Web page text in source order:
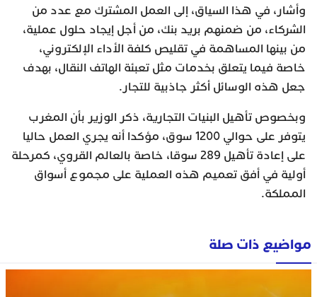
وأشار، في هذا السياق، إلى العمل المشترك مع عدد من
الشركاء، من ضمنهم بريد بنك، من أجل إيجاد حلول عملية،
من بينها المساهمة في تقليص كلفة الأداء الإلكتروني،
خاصة فيما يتعلق بخدمات مثل تعبئة الهاتف النقال، بهدف
جعل هذه الوسائل أكثر جاذبية للتجار.
وبخصوص تأهيل البنيات التجارية، ذكر الوزير بأن المغرب
يتوفر على حوالي 1200 سوق، مؤكدا أنه يجري العمل حاليا
على إعادة تأهيل 289 سوقا، خاصة بالعالم القروي، كمرحلة
أولية في أفق تعميم هذه العملية على مجموع أسواق
المملكة.
مواضيع ذات صلة